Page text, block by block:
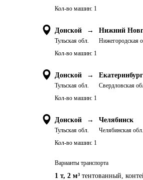
Кол-во машин: 1
Донской →
Тульская обл.
Нижний
Нижегородская
Кол-во машин: 1
Донской →
Тульская обл.
Екатеринбург
Свердловская
Кол-во машин: 1
Донской →
Тульская обл.
Челябинск
Челябинская обл.
Кол-во машин: 1
Варианты транспорта
1 т, 2 м³ тентованный,